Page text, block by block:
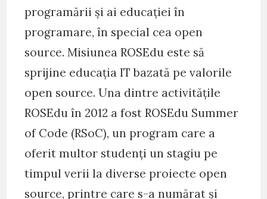
programării și ai educației în
programare, în special cea open
source. Misiunea ROSEdu este să
sprijine educația IT bazată pe valorile
open source. Una dintre activitățile
ROSEdu în 2012 a fost ROSEdu Summer
of Code (RSoC), un program care a
oferit multor studenți un stagiu pe
timpul verii la diverse proiecte open
source, printre care s-a numărat și